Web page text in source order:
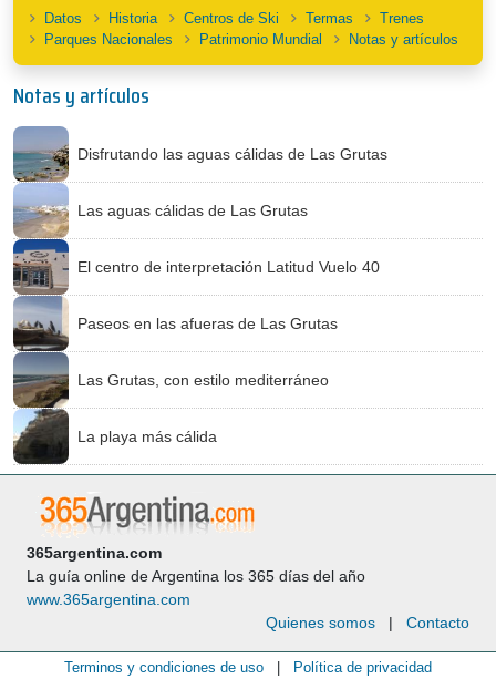
Datos Historia Centros de Ski Termas
Trenes
Parques Nacionales
Patrimonio Mundial Notas y artículos
Notas y artículos
Disfrutando las aguas cálidas de Las Grutas
Las aguas cálidas de Las Grutas
El centro de interpretación Latitud Vuelo 40
Paseos en las afueras de Las Grutas
Las Grutas, con estilo mediterráneo
La playa más cálida
365argentina.com
La guía online de Argentina los 365 días del año
www.365argentina.com
Quienes somos | Contacto
Terminos y condiciones de uso Política de privacidad